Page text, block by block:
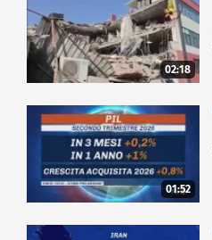
02:18
01:52